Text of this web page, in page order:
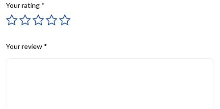
Your rating *
Your review *